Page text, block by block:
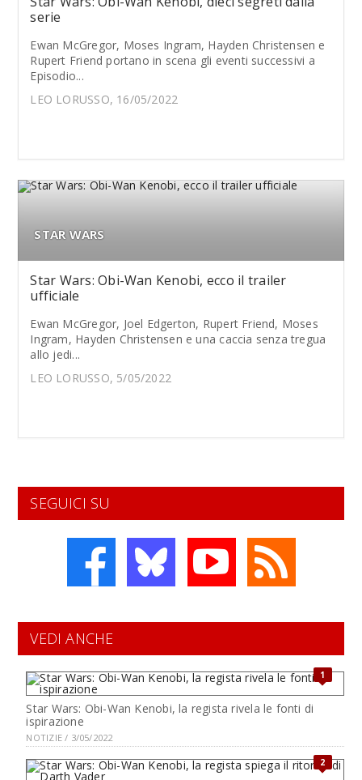
serie
Ewan McGregor, Moses Ingram, Hayden Christensen e
Rupert Friend portano in scena gli eventi successivi a
Episodio...
LEO LORUSSO, 16/05/2022
STAR WARS
Star Wars: Obi-Wan Kenobi, ecco il trailer
ufficiale
Ewan McGregor, Joel Edgerton, Rupert Friend, Moses
Ingram, Hayden Christensen e una caccia senza tregua
allo jedi...
LEO LORUSSO, 5/05/2022
SEGUICI SU
VEDI ANCHE
1
Star Wars: Obi-Wan Kenobi, la regista rivela le fonti di
ispirazione
NOTIZIE / 3/05/2022
2